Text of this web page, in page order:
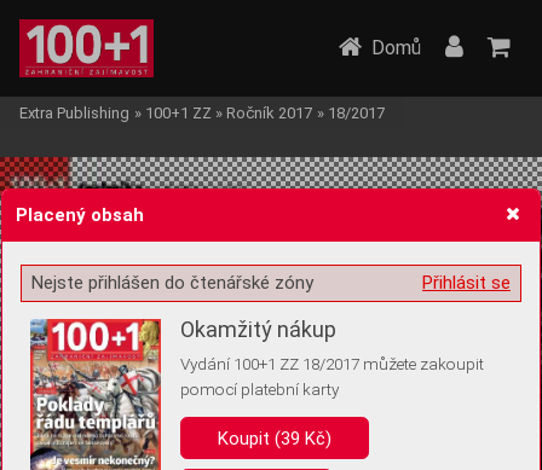
Žádost o souhlas s ukládáním volitelných informací
Pro základní fungování webu nepotřebujeme ukládat žádné informace
(tzv. cookies apod.). Rádi bychom vás ale požádali o souhlas s
Domů
Extra Publishing » 100+1 ZZ » Ročník 2017 » 18/2017
Placený obsah
Přihlásit se
Nejste přihlášen do čtenářské zóny
Okamžitý nákup
Vydání 100+1 ZZ 18/2017 můžete zakoupit
pomocí platební karty
Koupit (39 Kč)